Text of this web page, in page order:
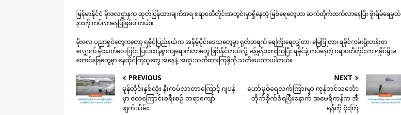
မြန်မာနိုင်ငံ မိုးဇလဌာနက ထုတ်ပြန်ထားချက်အရ ဧရာဝတီတိုင်းအတွင်းမှာရှိနေတဲ့ မြစ်ရေတွေဟာ ဆက်တိုက်တက်လာနေပြီး စိုးရိမ်ရေမှတ်
နားကို ကပ်လာနေပြီဖြစ်ပါတယ်။
မိုးဇလ ပညာရှင်တွေကတော့ ရခိုင်ပြည်နယ်က အနိမ့်ပိုင်းဒေသတွေမှာ ရုတ်တရက် ရေကြီးရေလျှံတာ၊ မြေပြိုတာ၊ ရခိုင်ကမ်းရိုးတန်းတ
လျှောက် မိုးသက်လေပြင်း ပြင်းထန်စွာကျရောက်တာတွေ ဖြစ်နိုင်တယ်လို့ ခန့်မှန်းထားကြပြီး ရခိုင်နဲ့ ကပ်နေတဲ့ ဧရာဝတီတိုင်းက ရခိုင်ရိုးမ
တောင်ခြေတွေမှာ နေထိုင်ကြသူတွေ အနေနဲ့ အထူးသတိထားကြဖို့ကို သတိပေးထားပါတယ်။
PREVIOUS
မုန်တိုင်းနှစ်လုံး နီးကပ်လာတာကြောင့် ဂျပန်
မှာ လေကြောင်းခရီးစဉ် တရာကျော်
ဖျက်သိမ်း
NEXT
ဟော်မုဇ်ရေလက်ကြားမှာ ကုန်တင်သင်္ဘော
တိုက်ခိုက်ခံရပြီးနောက် အမေရိကန်က အီ
ရန်ကို ဗုံးကြဲ